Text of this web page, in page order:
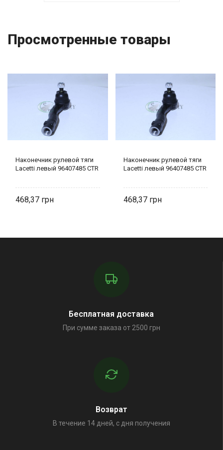
Просмотренные товары
Наконечник рулевой тяги
Lacetti левый 96407485 CTR
468,37
Наконечник рулевой тяги
Lacetti левый 96407485 CTR
468,37
Бесплатная доставка
При сумме заказа от 2500 грн
Возврат
В течение 14 дней, с дня получения